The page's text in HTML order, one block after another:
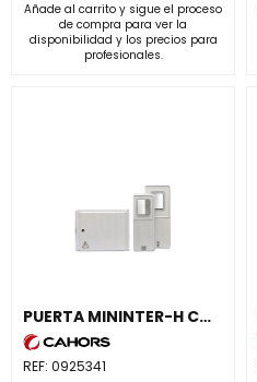
Añade al carrito y sigue el proceso
de compra para ver la
disponibilidad y los precios para
profesionales.
PUERTA MININTER-H CON HERRAJE PARA CANDADO
REF: 0925341